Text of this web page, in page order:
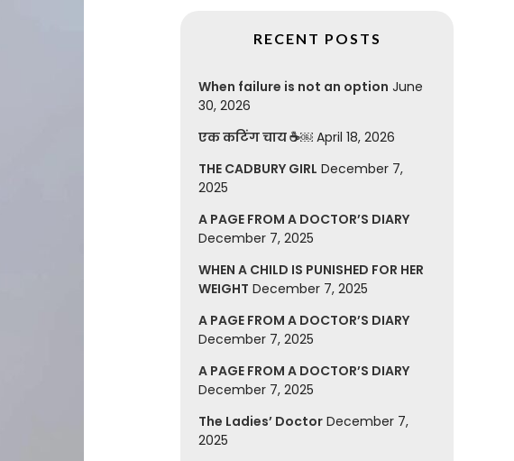
RECENT POSTS
When failure is not an option June
30, 2026
एक कटिंग चाय ☕￼ April 18, 2026
THE CADBURY GIRL December 7,
2025
A PAGE FROM A DOCTOR’S DIARY
December 7, 2025
WHEN A CHILD IS PUNISHED FOR HER
WEIGHT December 7, 2025
A PAGE FROM A DOCTOR’S DIARY
December 7, 2025
A PAGE FROM A DOCTOR’S DIARY
December 7, 2025
The Ladies’ Doctor December 7,
2025